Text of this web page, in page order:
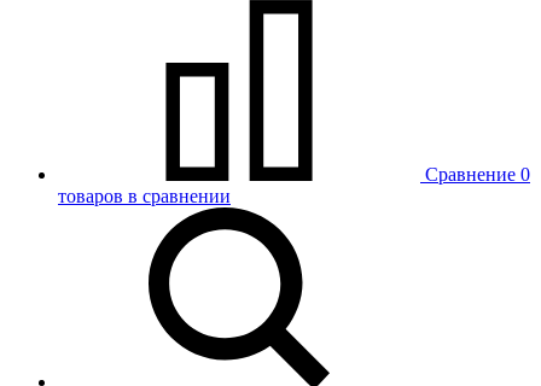
Сравнение 0
товаров в сравнении